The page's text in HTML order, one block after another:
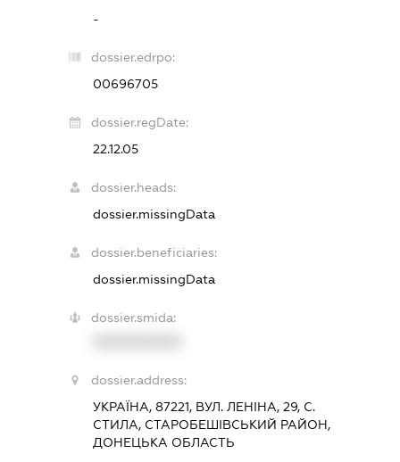
-
dossier.edrpo:
00696705
dossier.regDate:
22.12.05
dossier.heads:
dossier.missingData
dossier.beneficiaries:
dossier.missingData
dossier.smida:
dossier.address:
УКРАЇНА, 87221, ВУЛ. ЛЕНІНА, 29, С.
СТИЛА, СТАРОБЕШІВСЬКИЙ РАЙОН,
ДОНЕЦЬКА ОБЛАСТЬ